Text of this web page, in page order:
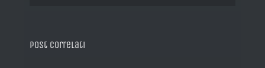
Post correlati